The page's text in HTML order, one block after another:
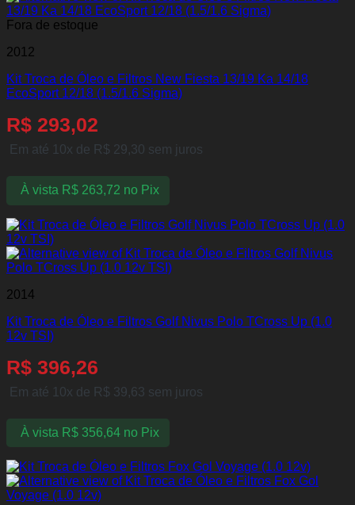
Fora de estoque
2012
Kit Troca de Óleo e Filtros New Fiesta 13/19 Ka 14/18
EcoSport 12/18 (1.5/1.6 Sigma)
R$ 293,02
Em até 10x de R$ 29,30 sem juros
À vista R$263,72 no Pix
2014
Kit Troca de Óleo e Filtros Golf Nivus Polo TCross Up (1.0
12v TSI)
R$ 396,26
Em até 10x de R$ 39,63 sem juros
À vista R$356,64 no Pix